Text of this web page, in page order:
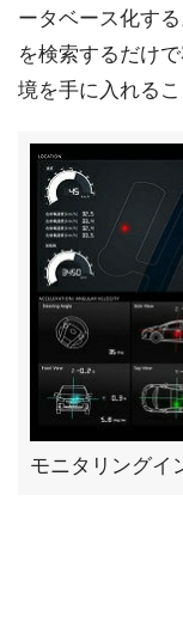
ータベース化す
を検索するだけ
境を手に入れるこ
モニタリングイ